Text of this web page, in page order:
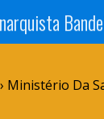
Ministério Da